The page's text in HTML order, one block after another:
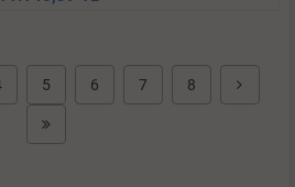
5 6 7 8